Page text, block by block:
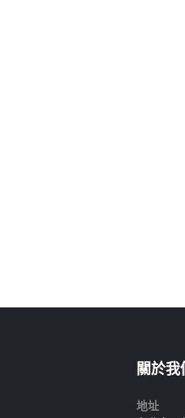
關於我
地址